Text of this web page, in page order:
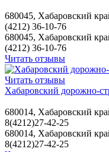
680045, Хабаровский
(4212) 36-10-76
680045, Хабаровский
(4212) 36-10-76
Читать отзывы
Читать отзывы
Хабаровский дорожно-
680014, Хабаровский
8(4212)27-42-25
680014, Хабаровский
8(4212)27-42-25